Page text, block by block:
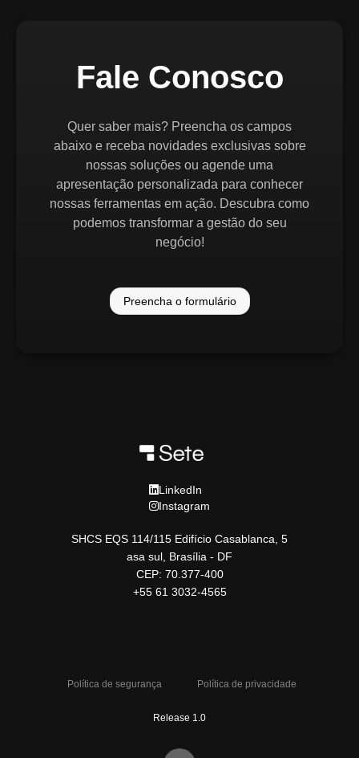
Fale Conosco
Quer saber mais? Preencha os campos
abaixo e receba novidades exclusivas sobre
nossas soluções ou agende uma
apresentação personalizada para conhecer
nossas ferramentas em ação. Descubra como
podemos transformar a gestão do seu
negócio!
Preencha o formulário
LinkedIn
Instagram
SHCS EQS 114/115 Edifício Casablanca, 5
asa sul, Brasília - DF
CEP: 70.377-400
+55 61 3032-4565
Política de segurança Política de privacidade
Release 1.0